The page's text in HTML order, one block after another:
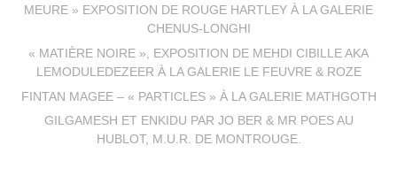
MEURE » EXPOSITION DE ROUGE HARTLEY À LA GALERIE
CHENUS-LONGHI
« MATIÈRE NOIRE », EXPOSITION DE MEHDI CIBILLE AKA
LEMODULEDEZEER À LA GALERIE LE FEUVRE & ROZE
FINTAN MAGEE – « PARTICLES » À LA GALERIE MATHGOTH
GILGAMESH ET ENKIDU PAR JO BER & MR POES AU
HUBLOT, M.U.R. DE MONTROUGE.